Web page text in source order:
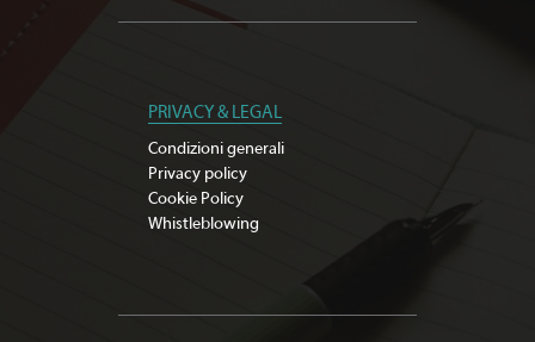
PRIVACY & LEGAL
Condizioni generali
Privacy policy
Cookie Policy
Whistleblowing